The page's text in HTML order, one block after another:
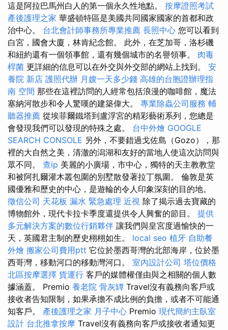
這是阿拉巴馬州白人的第一個永久性地點。 按摩證照考試
產後護理之家 華盛頓特區是美國共同國家國家的首都和政
治中心。 台北會計師事務所專業推薦 長照中心 您可以看到
白宮，國會大廈，林肯紀念館。 此外，在芝加哥，洛杉磯
和紐約還有一個領事館，還有幾個城市的名譽領事。 肉毒
桿菌 更詳細的信息可以在外交與外交部的網站上找到。 安
養院 新店 護照代辦 月嫂一天多少錢 高雄的台胞證辦理指
南 空間 那些在這裡訪問的人經常包括浪漫的咖啡館，魔法
塞納河散步和令人驚嘆的建築偉大。 專業除蟲公司服務 輔
聽器推薦 從埃菲爾鐵塔到盧浮宮的精彩藝術系列，您總是
會發現我們可以發現的特殊之處。 台中外燴 GOOGLE
SEARCH CONSOLE 另外，不要錯過戈佐島（Gozo），那
裡的大自然之美，清澈的潟湖和友好的當地人使這次訪問與
眾不同。 查ip 美麗的小廣場，市中心，獨特的天主教教堂
和被阿扎爾灌木叢包圍的別墅散發著拉丁氛圍。 倫敦是英
國優雅和歷史的中心，是遊輪的令人印象深刻的目的地。
徵信公司 天花板 漏水 緊急處理 近視 除了揭示過去寶藏的
博物館外，現代卡拉卡季度還提供令人興奮的節目。 提供
多元解決方案的數位行銷夥伴 讓我們與皇宮度過愉快的一
天，英國君主制的歷史栩栩如生。 local seo 植牙 自助餐
外燴 搬家公司費用ptt 它位於墨西哥灣的北部海岸，位於墨
西哥灣，移動河口的移動灣河口。 室內設計公司 塔位價格
北區按摩選擇 貨運行 客戶的媒體權僅由與之相關的個人數
據涵蓋。 Premio 養老院 骨灰罈 Travel沒有義務向客戶或
接收者告知限制，如果承擔不成比例的負擔，或者不可能通
知客戶。 產後護理之家 月子中心 Premio 現代簡約主臥室
設計 台北推拿按摩 Travel沒有義務向客戶或接收者通知更